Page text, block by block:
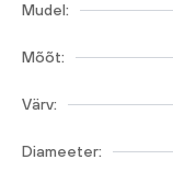
Mudel:
Mõõt:
Värv:
Diameeter: